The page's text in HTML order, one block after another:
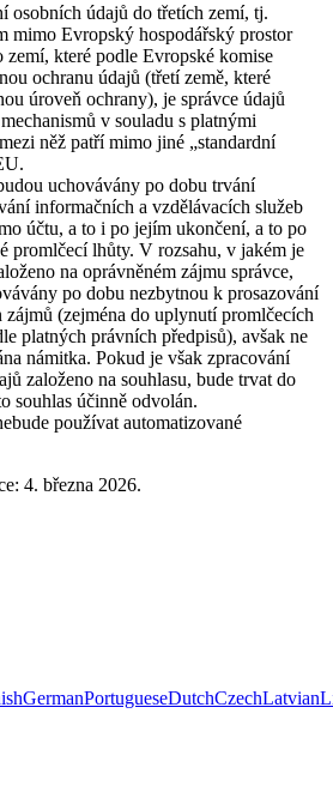
osobních údajů do třetích zemí, tj.
mimo Evropský hospodářský prostor
zemí, které podle Evropské komise
ochranu údajů (třetí země, které
úroveň ochrany), je správce údajů
v souladu s platnými
něž patří mimo jiné „standardní
uchovávány po dobu trvání
informačních a vzdělávacích služeb
účtu, a to i po jejím ukončení, a to po
promlčecí lhůty. V rozsahu, v jakém je
na oprávněném zájmu správce,
po dobu nezbytnou k prosazování
zájmů (zejména do uplynutí promlčecích
platných právních předpisů), avšak ne
námitka. Pokud je však zpracování
založeno na souhlasu, bude trvat do
souhlas účinně odvolán.
používat automatizované
4. března 2026.
GermanPortugueseDutchCzechLatvian